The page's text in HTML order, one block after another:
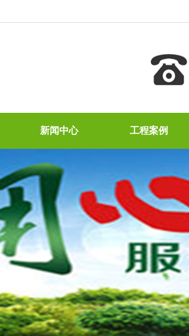
新闻中心 工程案例